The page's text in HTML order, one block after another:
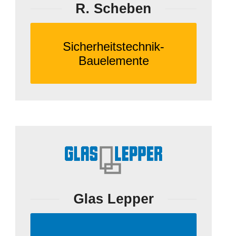
R. Scheben
Sicherheitstechnik-
Bauelemente
Glas Lepper